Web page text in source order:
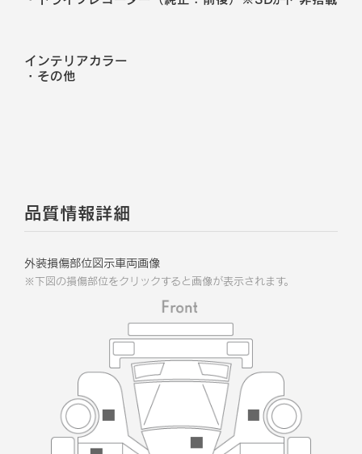
インテリアカラー
・ その他
品質情報詳細
外装損傷部位図示車両画像
※下図の損傷部位をクリックすると画像が表示されます。